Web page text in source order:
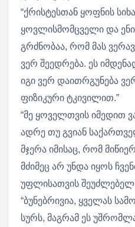
“ქრისტესთან ყოფნის
ყოვლისმომცველი და
გრძნობაა, რომ მას
ვერ შეედრება. ეს
იგი ვერ დაითრგუნება
ფიზიკური ტკივილით.”
“მე ყოველთვის იმედით
ადრე თუ გვიან
მჯერა იმისაც, რომ
მძიმეც არ უნდა იყოს
უფლისათვის
“ბუნებრივია, ყველას
სურს, მაგრამ ეს